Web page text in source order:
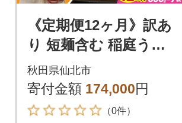
《定期便12ヶ月》訳あ
り 短麺含む 稲庭うど
ん 800g×7を12回|02_i
kd-110712
秋田県仙北市
寄付金額 174,000円
（0件）